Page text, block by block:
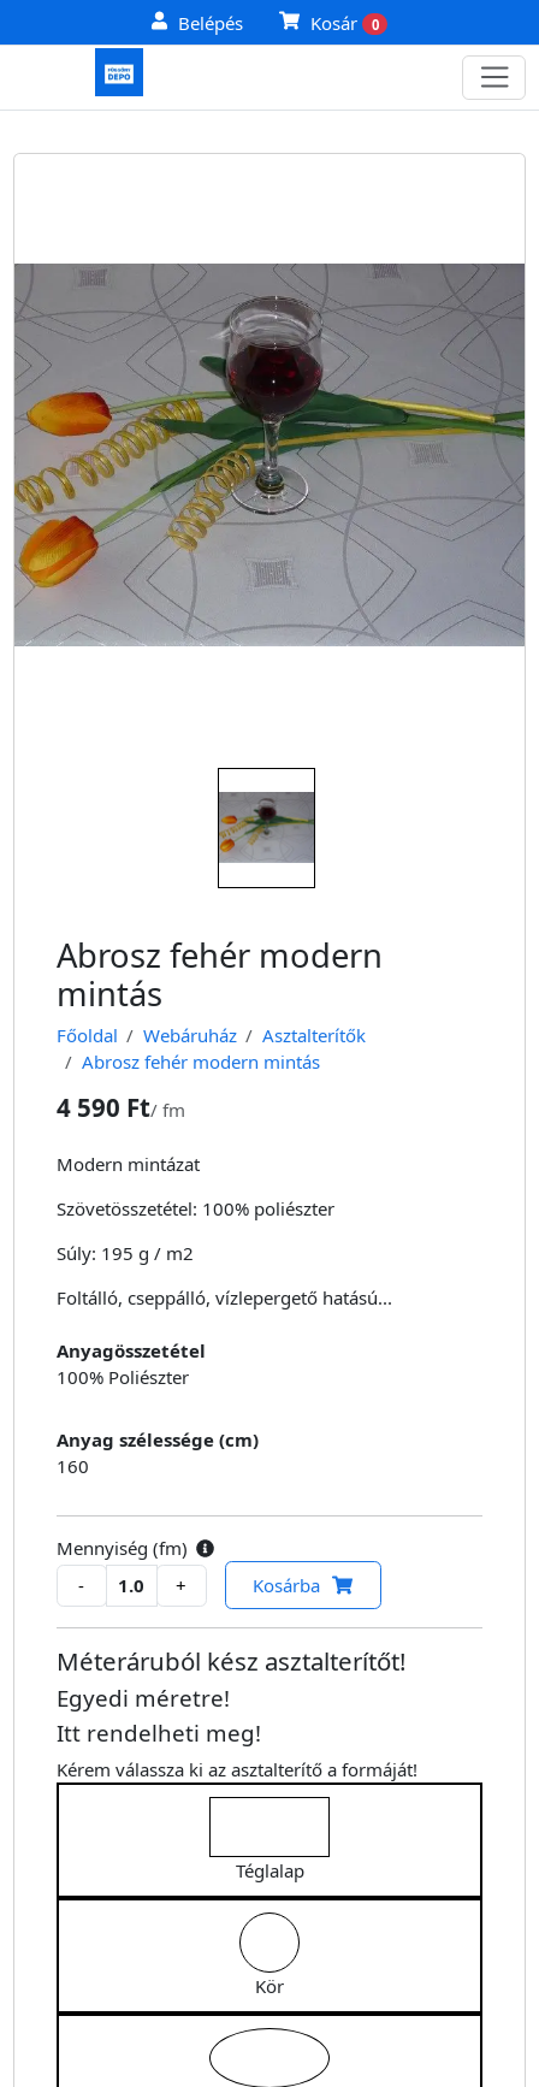
Belépés Kosár 0
Abrosz fehér modern
mintás
Főoldal Webáruház
Asztalterítők
Abrosz fehér modern mintás
4 590 Ft/ fm
Modern mintázat
Szövetösszetétel: 100% poliészter
Súly: 195 g / m2
Foltálló, cseppálló, vízlepergető hatású...
Anyagösszetétel
100% Poliészter
Anyag szélessége (cm)
160
Mennyiség (fm)
-
+ Kosárba
Méteráruból kész asztalterítőt!
Egyedi méretre!
Itt rendelheti meg!
Kérem válassza ki az asztalterítő a formáját!
Téglalap
Kör